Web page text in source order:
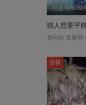
리공
猎人想要平
连载